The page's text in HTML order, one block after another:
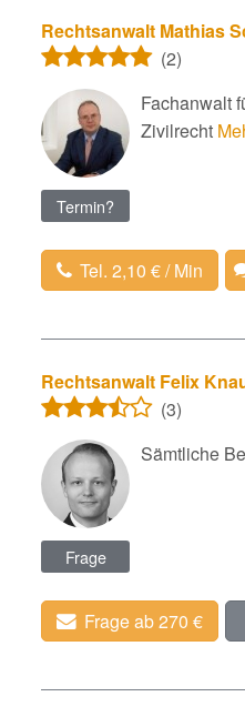
Rechtsanwalt Mathias
(2)
Termin?
Tel. 2,10 € / Min
Fachanwalt
Zivilrecht
Rechtsanwalt Felix
(3)
Frage
Frage ab 270 €
Sämtliche